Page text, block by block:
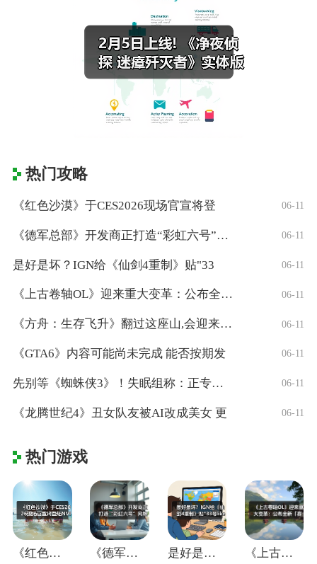
热门攻略
《红色沙漠》于CES2026现场官宣将登 06-11
《德军总部》开发商正打造“彩虹六号”风格 06-11
是好是坏？IGN给《仙剑4重制》贴"33 06-11
《上古卷轴OL》迎来重大变革：公布全新「 06-11
《方舟：生存飞升》翻过这座山,会迎来真正 06-11
《GTA6》内容可能尚未完成 能否按期发 06-11
先别等《蜘蛛侠3》！失眠组称：正专注打造 06-11
《龙腾世纪4》丑女队友被AI改成美女 更 06-11
热门游戏
《红色沙漠》于CES2026现场官宣将登 《德军总部》开发商正打造“彩虹六号”风格 是好是坏？IGN给《仙剑4重制》贴"33 《上古卷轴OL》迎来重大变革：公布全新「